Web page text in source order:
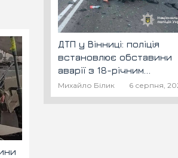
ДТП у Вінниці: поліція
встановлює обставини
аварії з 18-річним
скутеристом
Михайло Білик 6 серпня,